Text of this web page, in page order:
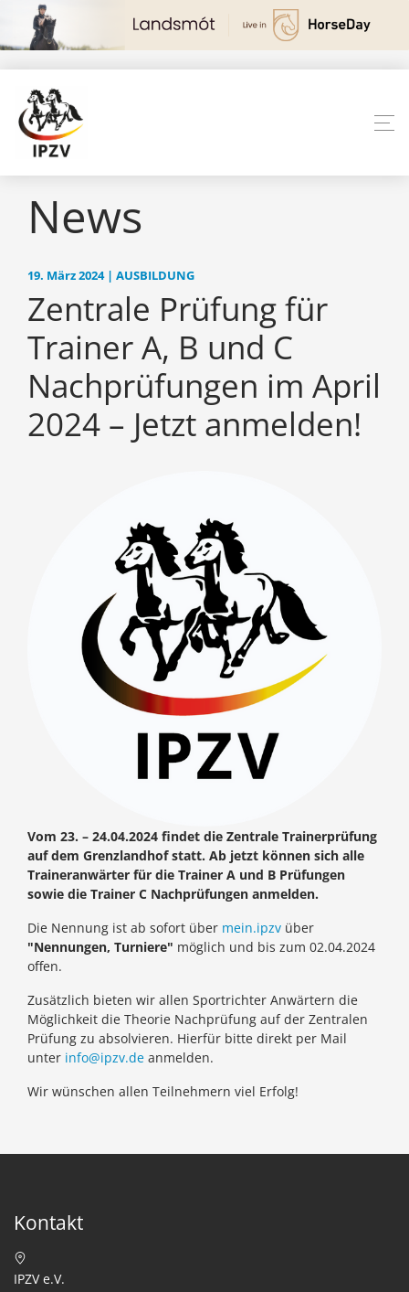
News
19. März 2024 | AUSBILDUNG
Zentrale Prüfung für
Trainer A, B und C
Nachprüfungen im April
2024 – Jetzt anmelden!
Vom 23. – 24.04.2024 findet die Zentrale Trainerprüfung
auf dem Grenzlandhof statt. Ab jetzt können sich alle
Traineranwärter für die Trainer A und B Prüfungen
sowie die Trainer C Nachprüfungen anmelden.
Die Nennung ist ab sofort über mein.ipzv über
"Nennungen, Turniere" möglich und bis zum 02.04.2024
offen.
Zusätzlich bieten wir allen Sportrichter Anwärtern die
Möglichkeit die Theorie Nachprüfung auf der Zentralen
Prüfung zu absolvieren. Hierfür bitte direkt per Mail
unter info@ipzv.de anmelden.
Wir wünschen allen Teilnehmern viel Erfolg!
Kontakt
IPZV e.V.